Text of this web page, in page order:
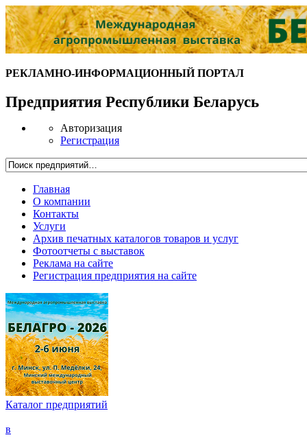
РЕКЛАМНО-ИНФОРМАЦИОННЫЙ ПОРТАЛ
Предприятия Республики Беларусь
Авторизация
Регистрация
Главная
О компании
Контакты
Услуги
Архив печатных каталогов товаров и услуг
Фотоотчеты с выставок
Реклама на сайте
Регистрация предприятия на сайте
Каталог предприятий
в